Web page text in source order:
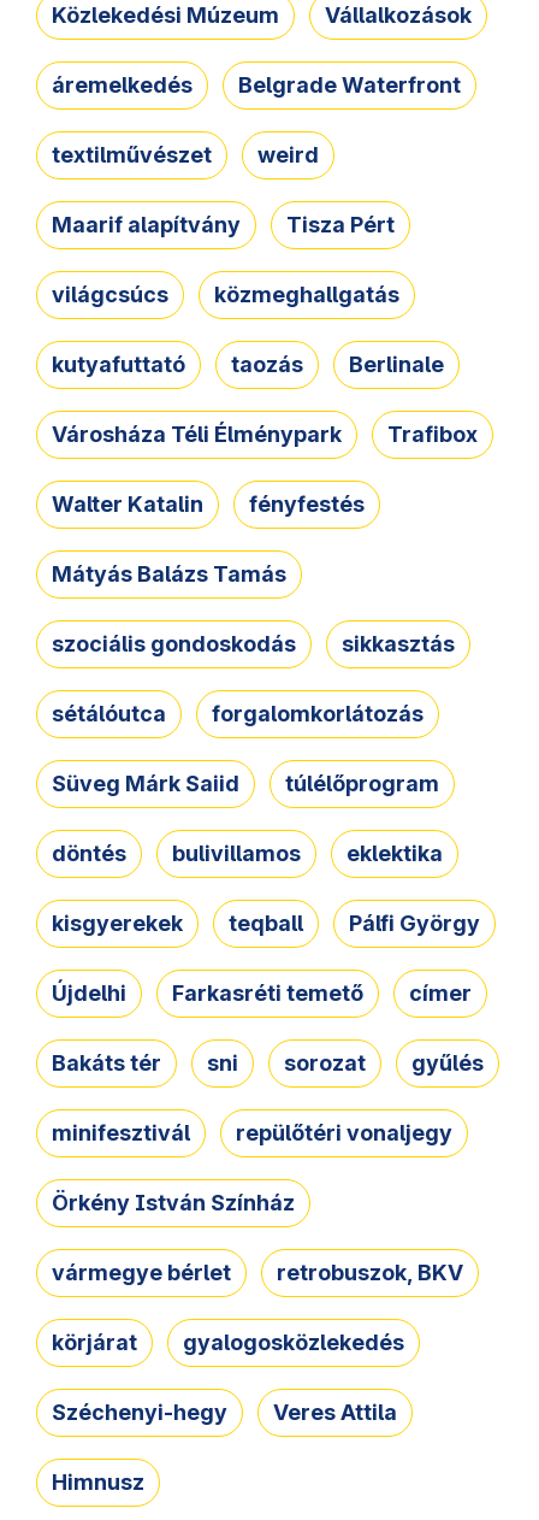
Közlekedési Múzeum Vállalkozások
áremelkedés Belgrade Waterfront
textilművészet weird
Maarif alapítvány Tisza Pért
világcsúcs közmeghallgatás
kutyafuttató taozás Berlinale
Városháza Téli Élménypark Trafibox
Walter Katalin fényfestés
Mátyás Balázs Tamás
szociális gondoskodás sikkasztás
sétálóutca forgalomkorlátozás
Süveg Márk Saiid túlélőprogram
döntés bulivillamos eklektika
kisgyerekek teqball Pálfi György
Újdelhi Farkasréti temető címer
Bakáts tér sni sorozat gyűlés
minifesztivál repülőtéri vonaljegy
Örkény István Színház
vármegye bérlet retrobuszok, BKV
körjárat gyalogosközlekedés
Széchenyi-hegy Veres Attila
Himnusz